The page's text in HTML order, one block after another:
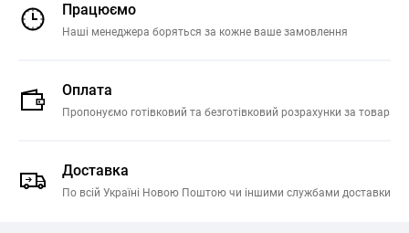
Працюємо
Наші менеджера боряться за кожне ваше замовлення
Оплата
Пропонуємо готівковий та безготівковий розрахунки за товар
Доставка
По всій Україні Новою Поштою чи іншими службами доставки